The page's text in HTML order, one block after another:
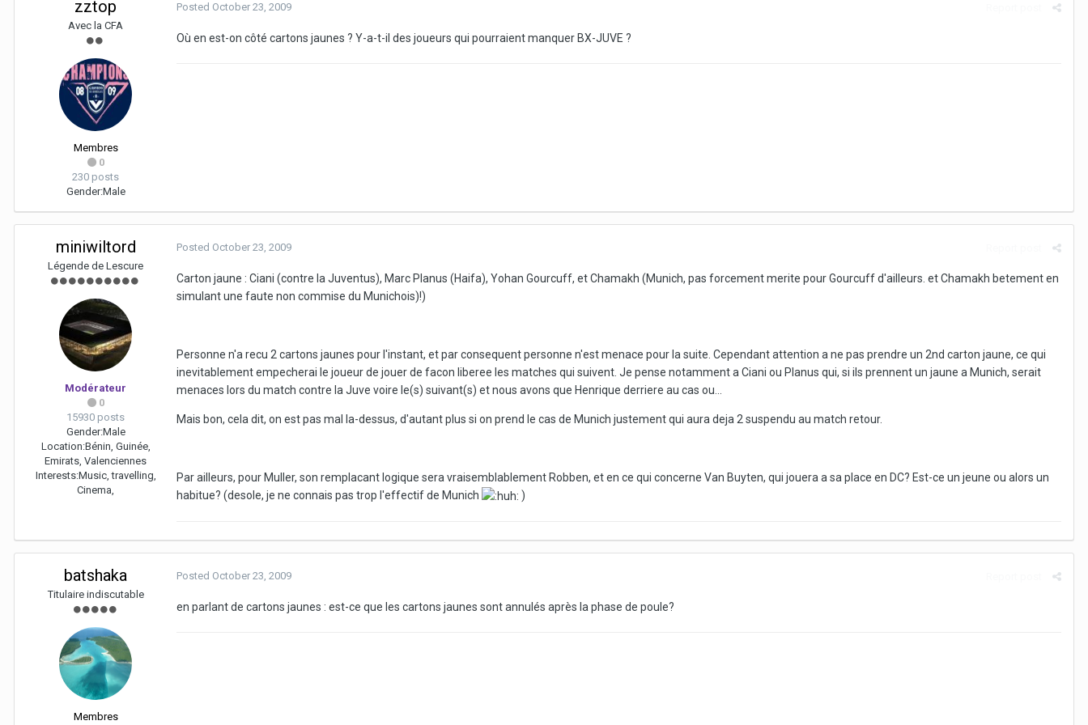
zztop
Avec la CFA
Membres
0
230 posts
Gender:Male
Posted October 23, 2009
Où en est-on côté cartons jaunes ? Y-a-t-il des joueurs qui pourraient manquer BX-JUVE ?
miniwiltord
Légende de Lescure
Modérateur
0
15930 posts
Gender:Male
Location:Bénin, Guinée,
Emirats, Valenciennes
Interests:Music, travelling,
Cinema,
Posted October 23, 2009
Carton jaune : Ciani (contre la Juventus), Marc Planus (Haifa), Yohan Gourcuff, et Chamakh (Munich, pas forcement merite pour Gourcuff d'ailleurs. et Chamakh betement en
simulant une faute non commise du Munichois)!)
Personne n'a recu 2 cartons jaunes pour l'instant, et par consequent personne n'est menace pour la suite. Cependant attention a ne pas prendre un 2nd carton jaune, ce qui
inevitablement empecherai le joueur de jouer de facon liberee les matches qui suivent. Je pense notamment a Ciani ou Planus qui, si ils prennent un jaune a Munich, serait
menaces lors du match contre la Juve voire le(s) suivant(s) et nous avons que Henrique derriere au cas ou...
Mais bon, cela dit, on est pas mal la-dessus, d'autant plus si on prend le cas de Munich justement qui aura deja 2 suspendu au match retour.
Par ailleurs, pour Muller, son remplacant logique sera vraisemblablement Robben, et en ce qui concerne Van Buyten, qui jouera a sa place en DC? Est-ce un jeune ou alors un
habitue? (desole, je ne connais pas trop l'effectif de Munich
)
batshaka
Titulaire indiscutable
Membres
Posted October 23, 2009
en parlant de cartons jaunes : est-ce que les cartons jaunes sont annulés après la phase de poule?